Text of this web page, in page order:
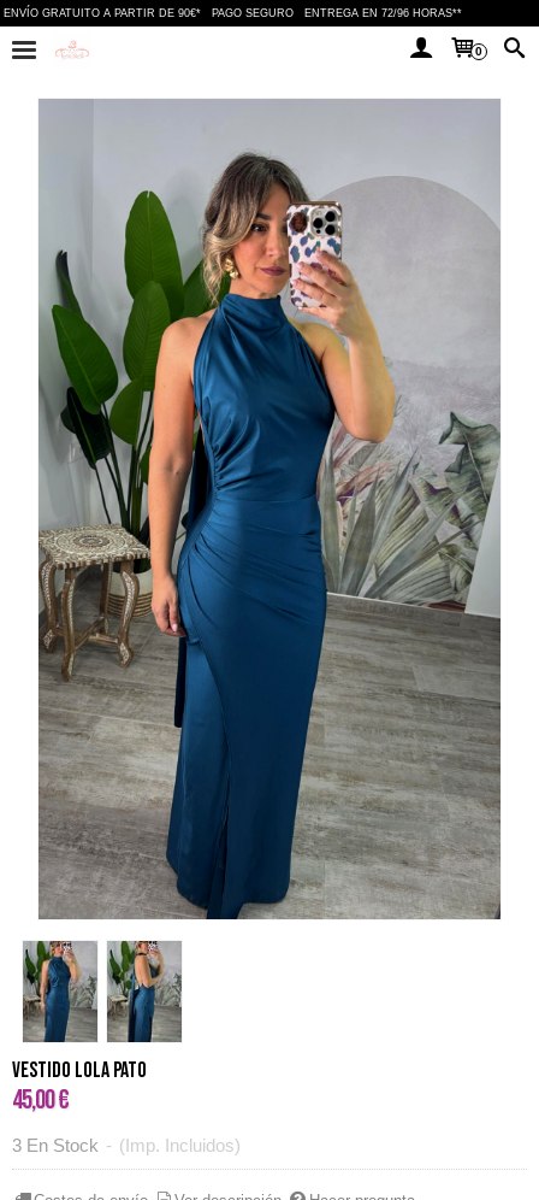
ENVÍO GRATUITO A PARTIR DE 90€* PAGO SEGURO ENTREGA EN 72/96 HORAS**
0
VESTIDO LOLA PATO
45,00 €
3 En Stock - (Imp. Incluidos)